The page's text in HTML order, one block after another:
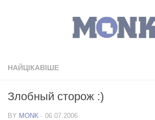
НАЙЦІКАВІШЕ
Злобный сторож :)
BY MONK · 06.07.2006